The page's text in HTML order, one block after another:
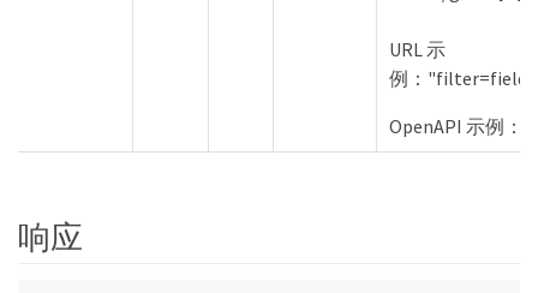
URL 示
例：
OpenAPI 示例：
响应